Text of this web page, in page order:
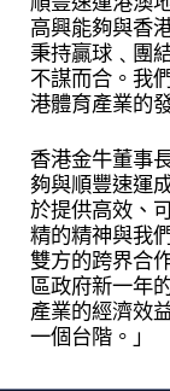
高興能夠與香
秉持贏球﹑團
不謀而合。我
港體育產業的
香港金牛董事
夠與順豐速運
於提供高效、
精的精神與我
雙方的跨界合
區政府新一年
產業的經濟效
一個台階。」